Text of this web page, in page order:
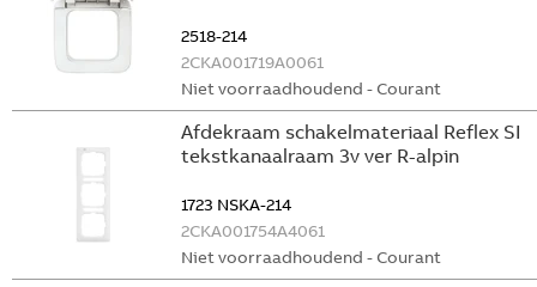
2518-214
2CKA001719A0061
Niet voorraadhoudend - Courant
Afdekraam schakelmateriaal Reflex SI
tekstkanaalraam 3v ver R-alpin
1723 NSKA-214
2CKA001754A4061
Niet voorraadhoudend - Courant